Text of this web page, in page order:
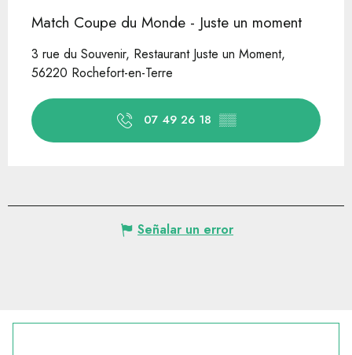
Match Coupe du Monde - Juste un moment
3 rue du Souvenir, Restaurant Juste un Moment,
56220 Rochefort-en-Terre
07 49 26 18 ▒▒
Señalar un error